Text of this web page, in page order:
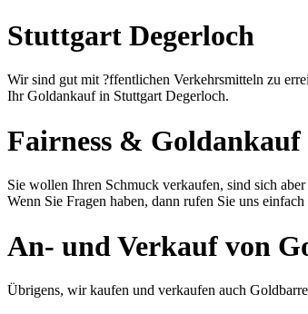
Stuttgart Degerloch
Wir sind gut mit ?ffentlichen Verkehrsmitteln zu
Ihr Goldankauf in Stuttgart Degerloch.
Fairness & Goldankauf
Sie wollen Ihren Schmuck verkaufen, sind sich
Wenn Sie Fragen haben, dann rufen Sie uns
An- und Verkauf von
Übrigens, wir kaufen und verkaufen auch